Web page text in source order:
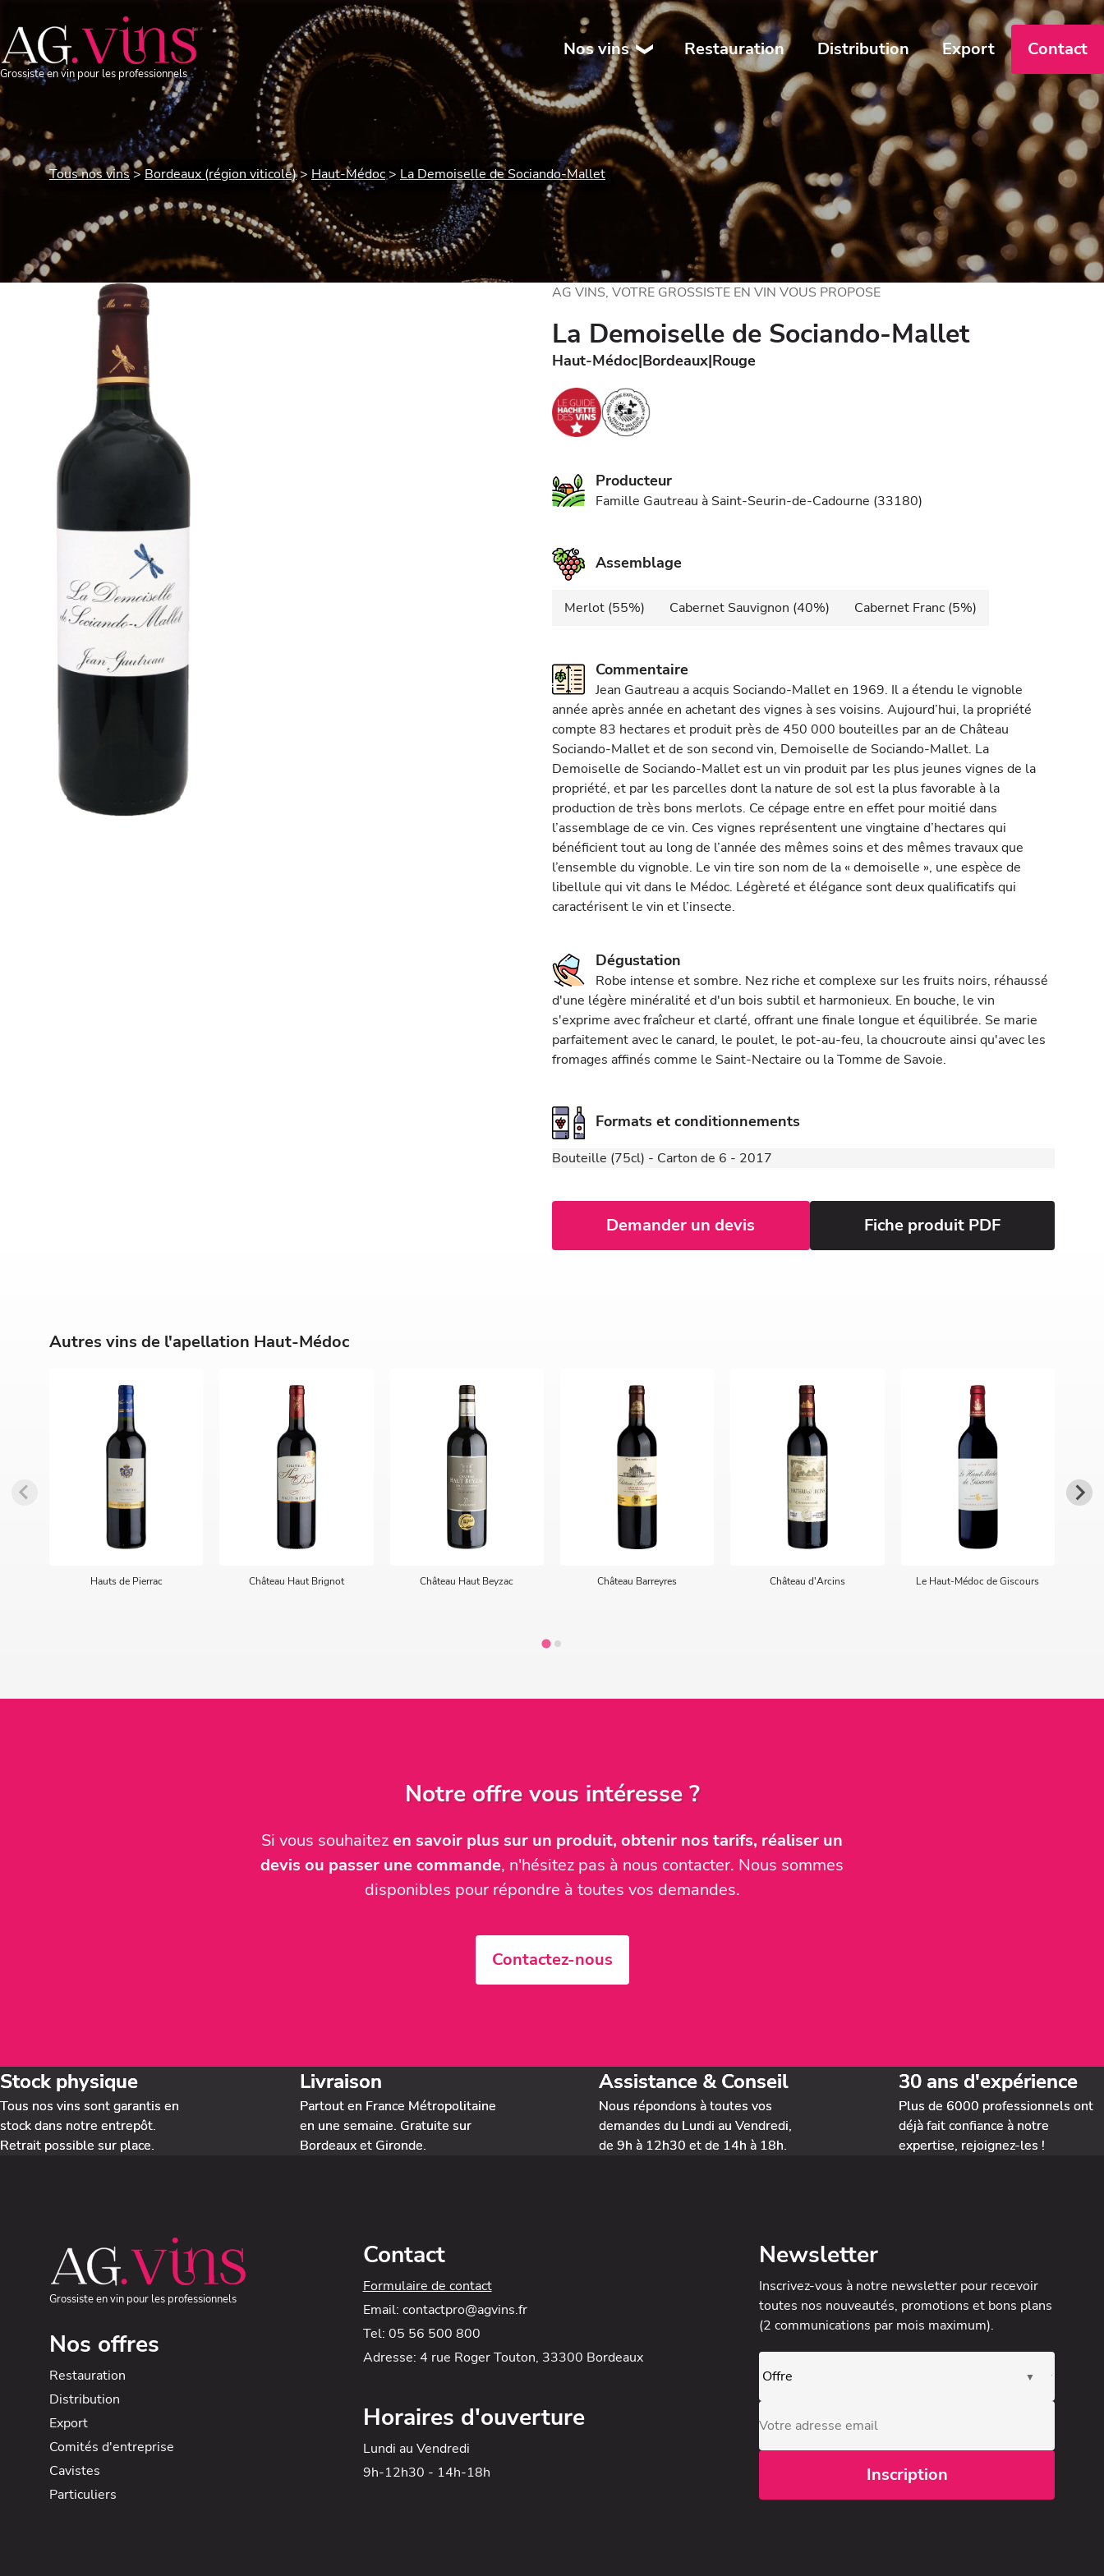
Grossiste en vin pour les professionnels
Nos vins Restauration Distribution Export Contact
Tous nos vins Bordeaux (région viticole) Haut-Médoc La Demoiselle de Sociando-Mallet
AG VINS, VOTRE GROSSISTE EN VIN VOUS PROPOSE
La Demoiselle de Sociando-Mallet
Haut-Médoc Bordeaux Rouge
Producteur
Famille Gautreau à Saint-Seurin-de-Cadourne (33180)
Assemblage
Merlot (55%) Cabernet Sauvignon (40%) Cabernet Franc (5%)
Commentaire
Jean Gautreau a acquis Sociando-Mallet en 1969. Il a étendu le vignoble
année après année en achetant des vignes à ses voisins. Aujourd’hui, la propriété
compte 83 hectares et produit près de 450 000 bouteilles par an de Château
Sociando-Mallet et de son second vin, Demoiselle de Sociando-Mallet. La
Demoiselle de Sociando-Mallet est un vin produit par les plus jeunes vignes de la
propriété, et par les parcelles dont la nature de sol est la plus favorable à la
production de très bons merlots. Ce cépage entre en effet pour moitié dans
l’assemblage de ce vin. Ces vignes représentent une vingtaine d’hectares qui
bénéficient tout au long de l’année des mêmes soins et des mêmes travaux que
l’ensemble du vignoble. Le vin tire son nom de la « demoiselle », une espèce de
libellule qui vit dans le Médoc. Légèreté et élégance sont deux qualificatifs qui
caractérisent le vin et l’insecte.
Dégustation
Robe intense et sombre. Nez riche et complexe sur les fruits noirs, réhaussé
d'une légère minéralité et d'un bois subtil et harmonieux. En bouche, le vin
s'exprime avec fraîcheur et clarté, offrant une finale longue et équilibrée. Se marie
parfaitement avec le canard, le poulet, le pot-au-feu, la choucroute ainsi qu'avec les
fromages affinés comme le Saint-Nectaire ou la Tomme de Savoie.
Formats et conditionnements
Bouteille (75cl) - Carton de 6 - 2017
Demander un devis Fiche produit PDF
Autres vins de l'apellation Haut-Médoc
Hauts de Pierrac Château Haut Brignot Château Haut Beyzac Château Barreyres Château d'Arcins Le Haut-Médoc de Giscours
Notre offre vous intéresse ?
Si vous souhaitezen savoir plus sur un produit, obtenir nos tarifs, réaliser un
devis ou passer une commande, n'hésitez pas à nous contacter. Nous sommes
disponibles pour répondre à toutes vos demandes.
Contactez-nous
Stock physique
Tous nos vins sont garantis en
stock dans notre entrepôt.
Retrait possible sur place.
Livraison
Partout en France Métropolitaine
en une semaine. Gratuite sur
Bordeaux et Gironde.
Assistance & Conseil
Nous répondons à toutes vos
demandes du Lundi au Vendredi,
de 9h à 12h30 et de 14h à 18h.
30 ans d'expérience
Plus de 6000 professionnels ont
déjà fait confiance à notre
expertise, rejoignez-les !
Grossiste en vin pour les professionnels
Nos offres
Restauration
Distribution
Export
Comités d'entreprise
Cavistes
Particuliers
Contact
Formulaire de contact
Email: contactpro@agvins.fr
Tel: 05 56 500 800
Adresse: 4 rue Roger Touton, 33300 Bordeaux
Horaires d'ouverture
Lundi au Vendredi
9h-12h30 - 14h-18h
Newsletter
Inscrivez-vous à notre newsletter pour recevoir
toutes nos nouveautés, promotions et bons plans
(2 communications par mois maximum).